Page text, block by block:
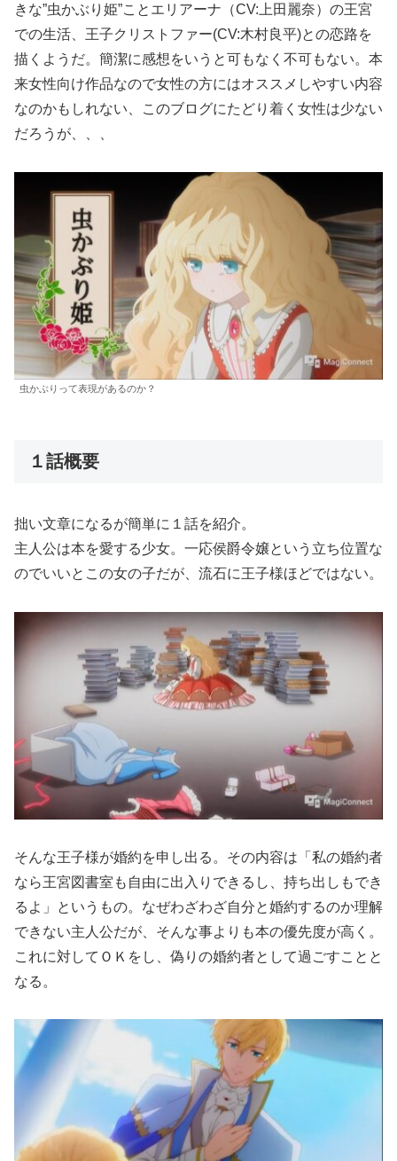
きな”虫かぶり姫”ことエリアーナ（CV:上田麗奈）の王宮
での生活、王子クリストファー(CV:木村良平)との恋路を
描くようだ。簡潔に感想をいうと可もなく不可もない。本
来女性向け作品なので女性の方にはオススメしやすい内容
なのかもしれない、このブログにたどり着く女性は少ない
だろうが、、、
虫かぶりって表現があるのか？
１話概要
拙い文章になるが簡単に１話を紹介。
主人公は本を愛する少女。一応侯爵令嬢という立ち位置な
のでいいとこの女の子だが、流石に王子様ほどではない。
そんな王子様が婚約を申し出る。その内容は「私の婚約者
なら王宮図書室も自由に出入りできるし、持ち出しもでき
るよ」というもの。なぜわざわざ自分と婚約するのか理解
できない主人公だが、そんな事よりも本の優先度が高く。
これに対してＯＫをし、偽りの婚約者として過ごすことと
なる。